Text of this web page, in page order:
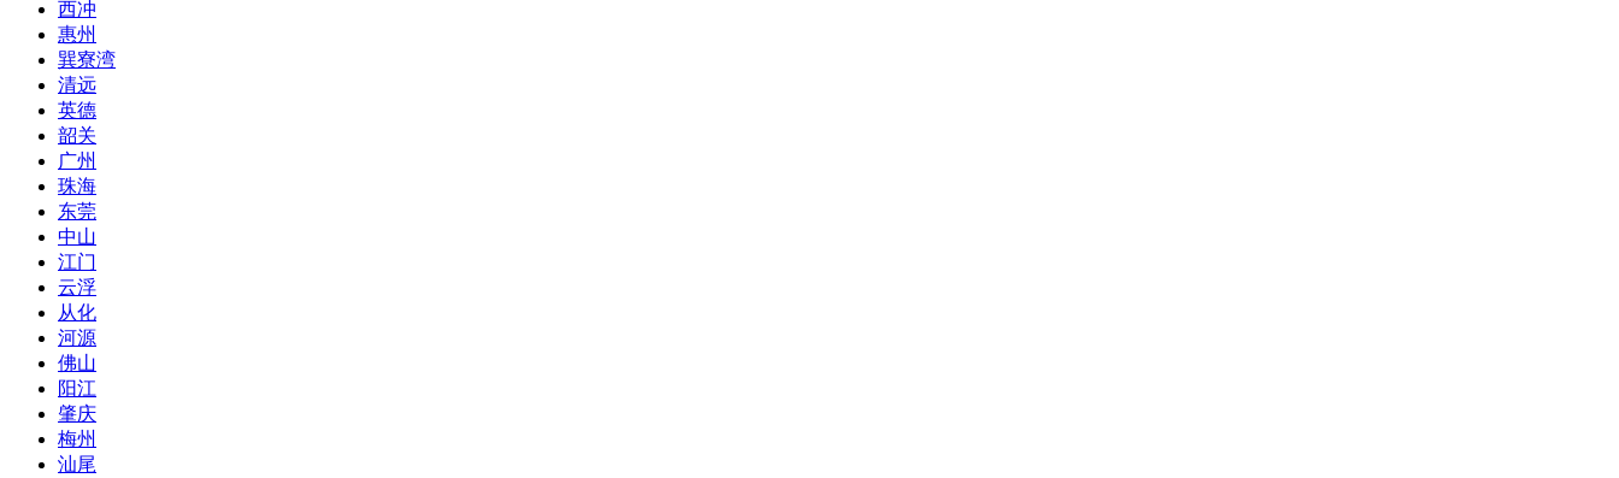
西冲
惠州
巽寮湾
清远
英德
韶关
广州
珠海
东莞
中山
江门
云浮
从化
河源
佛山
阳江
肇庆
梅州
汕尾